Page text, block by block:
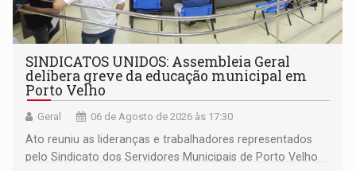
SINDICATOS UNIDOS: Assembleia Geral
delibera greve da educação municipal em
Porto Velho
Geral 06 de Agosto de 2026 às 17:30
Ato reuniu as lideranças e trabalhadores representados
pelo Sindicato dos Servidores Municipais de Porto Velho